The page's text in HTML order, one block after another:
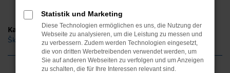
Kategorie
Škoda Karoq Gebrauchtwagen Magdeburg
Statistik und Marketing
Diese Technologien ermöglichen es uns, die Nutzung der
Webseite zu analysieren, um die Leistung zu messen und
zu verbessern. Zudem werden Technologien eingesetzt,
die von dritten Werbetreibenden verwendet werden, um
Sie auf anderen Webseiten zu verfolgen und um Anzeigen
zu schalten, die für Ihre Interessen relevant sind.